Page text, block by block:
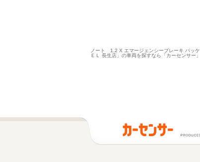
ノート 1.2 X エマージェンシーブレーキ パ
ＥＬ 長生店」の車両を探すなら「カーセンサー」